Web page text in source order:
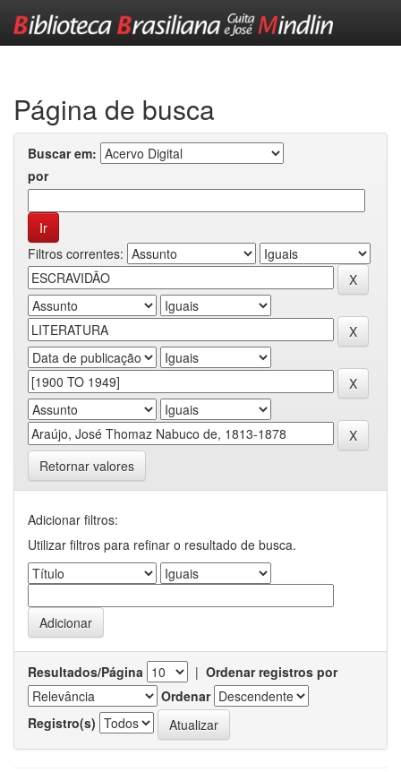
Página de busca
Buscar em:
por
Filtros correntes:
Retornar valores
Adicionar filtros:
Utilizar filtros para refinar o resultado de busca.
Resultados/Página | Ordenar registros por
Ordenar
Registro(s)